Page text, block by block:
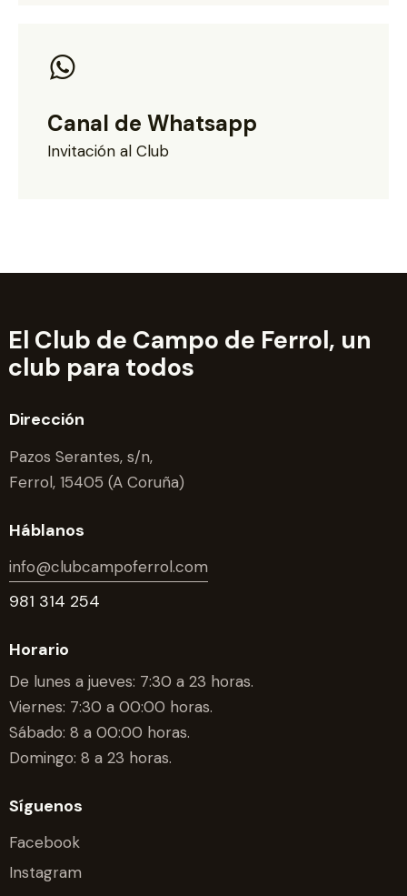
Canal de Whatsapp
Invitación al Club
El Club de Campo de Ferrol, un
club para todos
Dirección
Pazos Serantes, s/n,
Ferrol, 15405 (A Coruña)
Háblanos
info@clubcampoferrol.com
981 314 254
Horario
De lunes a jueves: 7:30 a 23 horas.
Viernes: 7:30 a 00:00 horas.
Sábado: 8 a 00:00 horas.
Domingo: 8 a 23 horas.
Síguenos
Facebook
Instagram